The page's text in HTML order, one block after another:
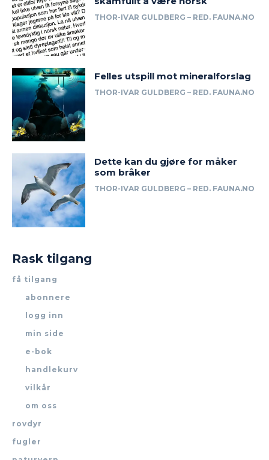
THOR-IVAR GULDBERG – RED. FAUNA.NO
Felles utspill mot mineralforslag
THOR-IVAR GULDBERG – RED. FAUNA.NO
Dette kan du gjøre for måker
som bråker
THOR-IVAR GULDBERG – RED. FAUNA.NO
Rask tilgang
få tilgang
abonnere
logg inn
min side
e-bok
handlekurv
vilkår
om oss
rovdyr
fugler